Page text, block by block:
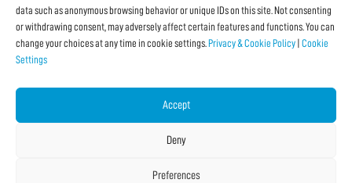
data such as anonymous browsing behavior or unique IDs on this site. Not consenting
or withdrawing consent, may adversely affect certain features and functions. You can
change your choices at any time in cookie settings. Privacy & Cookie Policy Cookie
Settings
Accept
Deny
Preferences
Subscribe to the Newsletter
Facebook
La Jetée|Privacy & Cookie Policy